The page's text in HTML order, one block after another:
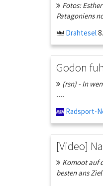
Fotos:
Patagoniens
Drahtesel
Godon
(rsn) - In
....
Radsport-
[Video]
Komoot auf
besten ans